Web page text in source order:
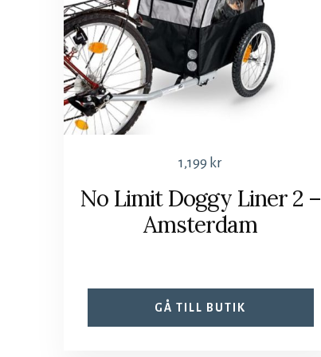
1,199 kr
No Limit Doggy Liner 2 –
Amsterdam
GÅ TILL BUTIK